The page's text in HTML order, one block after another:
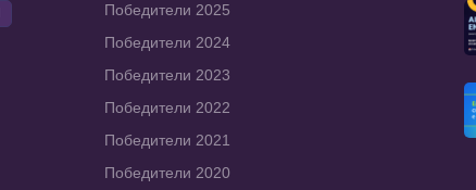
Победители 2025
Победители 2024
Победители 2023
Победители 2022
Победители 2021
Победители 2020